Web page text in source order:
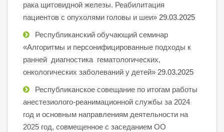
рака щитовидной железы. Реабилитация
пациентов с опухолями головы и шеи» 29.03.2025
Республиканский обучающий семинар
«Алгоритмы и персонифицированные подходы к
ранней диагностика гематологических,
онкологических заболеваний у детей» 29.03.2025
Республиканское совещание по итогам работы
анестезиолого-реанимационной службы за 2024
год и основным направлениям деятельности на
2025 год, совмещенное с заседанием ОО